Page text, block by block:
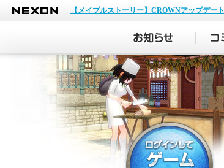
NEXON
【メイプルストーリー】CROWNアップデート